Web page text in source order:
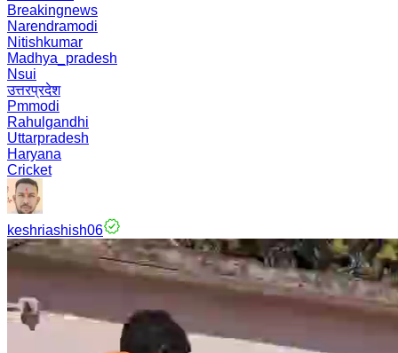
Breakingnews
Narendramodi
Nitishkumar
Madhya_pradesh
Nsui
उत्तरप्रदेश
Pmmodi
Rahulgandhi
Uttarpradesh
Haryana
Cricket
keshriashish06